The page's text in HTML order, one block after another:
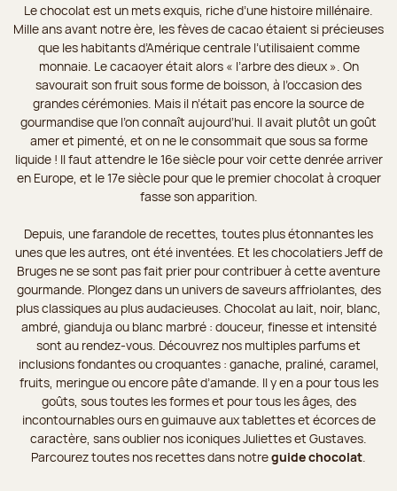
Le chocolat est un mets exquis, riche d’une histoire millénaire.
Mille ans avant notre ère, les fèves de cacao étaient si précieuses
que les habitants d’Amérique centrale l’utilisaient comme
monnaie. Le cacaoyer était alors « l’arbre des dieux ». On
savourait son fruit sous forme de boisson, à l’occasion des
grandes cérémonies. Mais il n’était pas encore la source de
gourmandise que l’on connaît aujourd’hui. Il avait plutôt un goût
amer et pimenté, et on ne le consommait que sous sa forme
liquide ! Il faut attendre le 16e siècle pour voir cette denrée arriver
en Europe, et le 17e siècle pour que le premier chocolat à croquer
fasse son apparition.
Depuis, une farandole de recettes, toutes plus étonnantes les
unes que les autres, ont été inventées. Et les chocolatiers Jeff de
Bruges ne se sont pas fait prier pour contribuer à cette aventure
gourmande. Plongez dans un univers de saveurs affriolantes, des
plus classiques au plus audacieuses. Chocolat au lait, noir, blanc,
ambré, gianduja ou blanc marbré : douceur, finesse et intensité
sont au rendez-vous. Découvrez nos multiples parfums et
inclusions fondantes ou croquantes : ganache, praliné, caramel,
fruits, meringue ou encore pâte d’amande. Il y en a pour tous les
goûts, sous toutes les formes et pour tous les âges, des
incontournables ours en guimauve aux tablettes et écorces de
caractère, sans oublier nos iconiques Juliettes et Gustaves.
Parcourez toutes nos recettes dans notreguide chocolat